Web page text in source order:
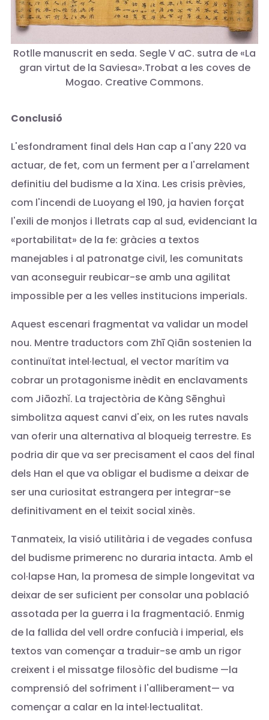
Rotlle manuscrit en seda. Segle V aC. sutra de «La
gran virtut de la Saviesa».Trobat a les coves de
Mogao. Creative Commons.
Conclusió
L'esfondrament final dels Han cap a l'any 220 va
actuar, de fet, com un ferment per a l'arrelament
definitiu del budisme a la Xina. Les crisis prèvies,
com l'incendi de Luoyang el 190, ja havien forçat
l'exili de monjos i lletrats cap al sud, evidenciant la
«portabilitat» de la fe: gràcies a textos
manejables i al patronatge civil, les comunitats
van aconseguir reubicar-se amb una agilitat
impossible per a les velles institucions imperials.
Aquest escenari fragmentat va validar un model
nou. Mentre traductors com Zhī Qiān sostenien la
continuïtat intel·lectual, el vector marítim va
cobrar un protagonisme inèdit en enclavaments
com Jiāozhǐ. La trajectòria de Kàng Sēnghuì
simbolitza aquest canvi d'eix, on les rutes navals
van oferir una alternativa al bloqueig terrestre. Es
podria dir que va ser precisament el caos del final
dels Han el que va obligar el budisme a deixar de
ser una curiositat estrangera per integrar-se
definitivament en el teixit social xinès.
Tanmateix, la visió utilitària i de vegades confusa
del budisme primerenc no duraria intacta. Amb el
col·lapse Han, la promesa de simple longevitat va
deixar de ser suficient per consolar una població
assotada per la guerra i la fragmentació. Enmig
de la fallida del vell ordre confucià i imperial, els
textos van començar a traduir-se amb un rigor
creixent i el missatge filosòfic del budisme —la
comprensió del sofriment i l'alliberament— va
començar a calar en la intel·lectualitat.